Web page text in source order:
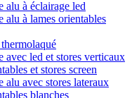
alu à éclairage led
alu à lames orientables
avec led et stores verticaux
et stores screen
alu avec stores lateraux
blanches